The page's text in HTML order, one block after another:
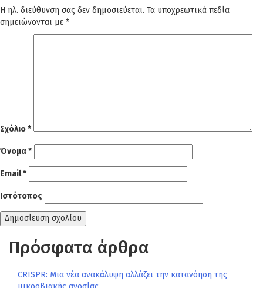
Η ηλ. διεύθυνση σας δεν δημοσιεύεται. Τα υποχρεωτικά πεδία
σημειώνονται με *
Σχόλιο*
Όνομα*
Email*
Ιστότοπος
Πρόσφατα άρθρα
CRISPR: Μια νέα ανακάλυψη αλλάζει την κατανόηση της